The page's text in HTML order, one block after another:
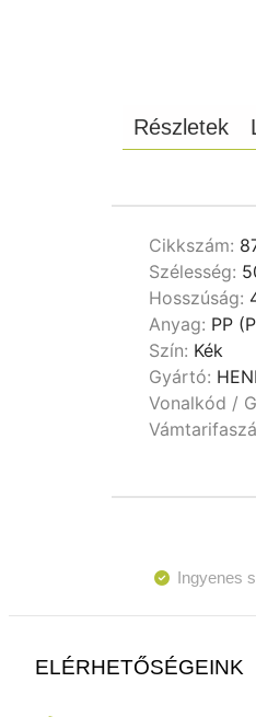
Részletek
Cikkszám:
Szélesség:
Hosszúság:
Anyag: PP
Szín: Kék
Gyártó:
Vonalkód /
Ingyenes
ELÉRHETŐSÉGEINK